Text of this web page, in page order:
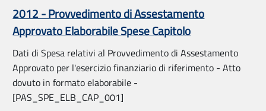
2012 - Provvedimento di Assestamento
Approvato Elaborabile Spese Capitolo
Dati di Spesa relativi al Provvedimento di Assestamento
Approvato per l'esercizio finanziario di riferimento - Atto
dovuto in formato elaborabile -
[PAS_SPE_ELB_CAP_001]